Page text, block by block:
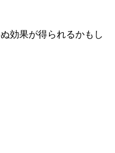
効果が得られるかもし